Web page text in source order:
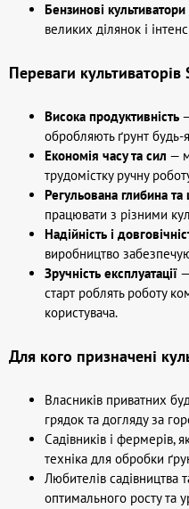
Бензинові культиватори
великих ділянок і
Переваги культиваторів
Висока продуктивність
обробляють ґрунт будь-
Економія часу та сил —
трудомістку ручну
Регульована глибина
працювати з різними
Надійність і
виробництво
Зручність експлуатації
старт роблять роботу
користувача.
Для кого призначені
Власників приватних
грядок та догляду за
Садівників і фермерів,
техніка для обробки
Любителів садівництва
оптимального росту та